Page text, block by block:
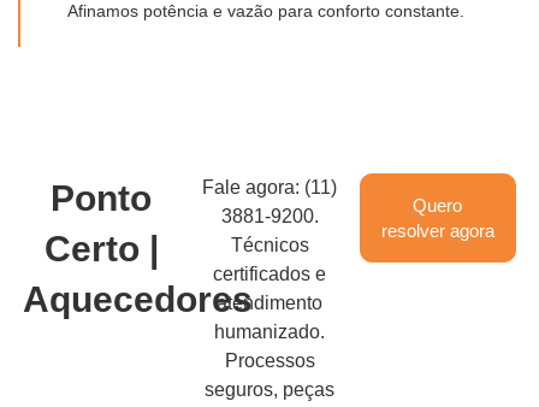
Afinamos potência e vazão para conforto constante.
Ponto
Certo |
Aquecedores
Fale agora: (11)
3881-9200.
Técnicos
certificados e
atendimento
humanizado.
Processos
seguros, peças
Quero
resolver agora